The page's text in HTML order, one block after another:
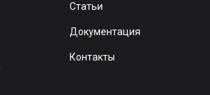
Статьи
Документация
Контакты